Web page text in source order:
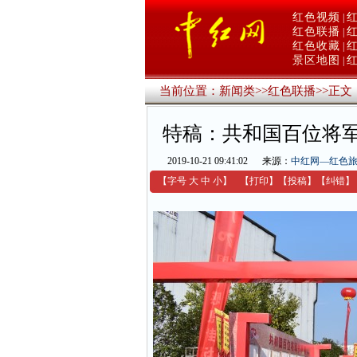
红色视频
红色联播
红色收藏
景区地图
当前位置：新闻类>>红色联播>>正文
特稿：共和国百位将
2019-10-21 09:41:02 来源： 中红网—红色
【字号 大 中 小】 【打印 】 【投稿】 【纠错】